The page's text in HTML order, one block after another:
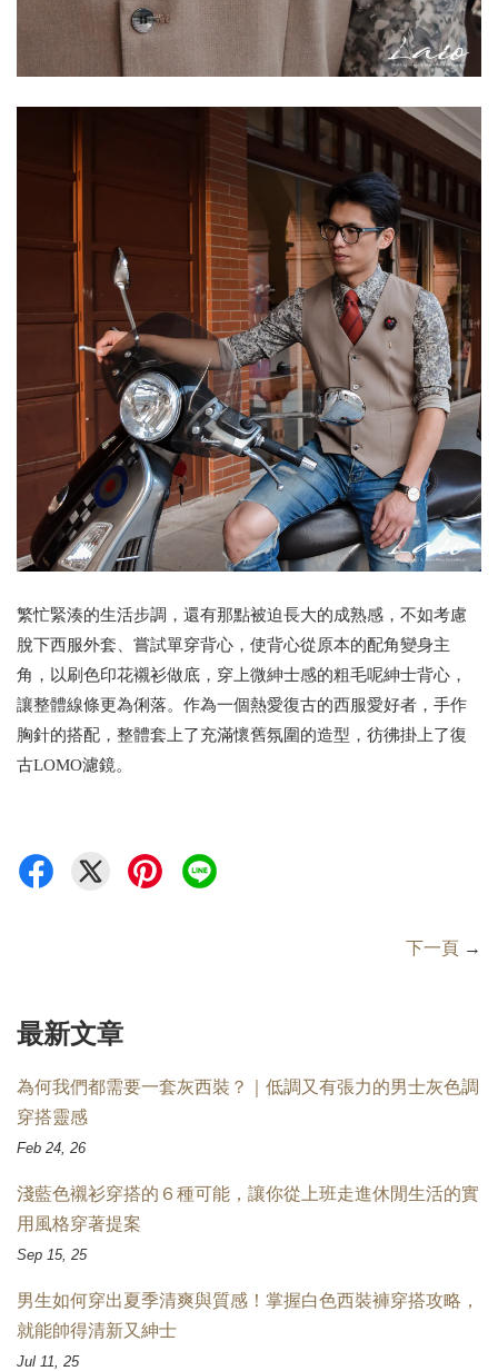
繁忙緊湊的生活步調，還有那點被迫長大的成熟感，不如考慮
脫下西服外套、嘗試單穿背心，使背心從原本的配角變身主
角，以刷色印花襯衫做底，穿上微紳士感的粗毛呢紳士背心，
讓整體線條更為俐落。作為一個熱愛復古的西服愛好者，手作
胸針的搭配，整體套上了充滿懷舊氛圍的造型，彷彿掛上了復
古LOMO濾鏡。
下一頁 →
最新文章
為何我們都需要一套灰西裝？｜低調又有張力的男士灰色調
穿搭靈感
Feb 24, 26
淺藍色襯衫穿搭的６種可能，讓你從上班走進休閒生活的實
用風格穿著提案
Sep 15, 25
男生如何穿出夏季清爽與質感！掌握白色西裝褲穿搭攻略，
就能帥得清新又紳士
Jul 11, 25